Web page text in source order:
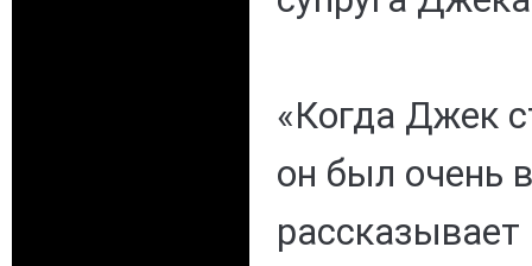
«Когда Джек
он был очень